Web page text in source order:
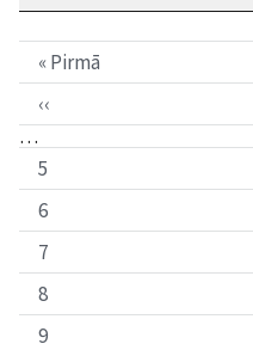
« Pirmā
‹‹
…
5
6
7
8
9